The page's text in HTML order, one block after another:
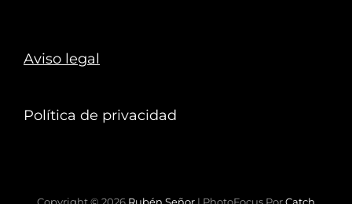
Aviso legal
Política de privacidad